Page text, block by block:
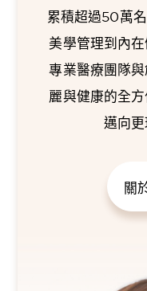
累積超過50萬
美學管理到內
專業醫療團隊
麗與健康的全
邁向更
關